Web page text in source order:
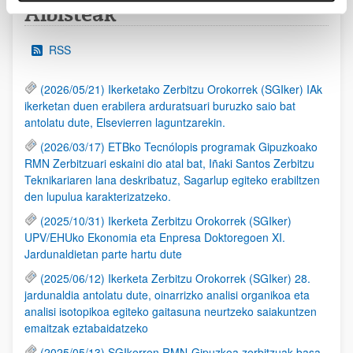
Albisteak
RSS
(2026/05/21) Ikerketako Zerbitzu Orokorrek (SGIker) IAk
ikerketan duen erabilera arduratsuari buruzko saio bat
antolatu dute, Elsevierren laguntzarekin.
(2026/03/17) ETBko Tecnólopis programak Gipuzkoako
RMN Zerbitzuari eskaini dio atal bat, Iñaki Santos Zerbitzu
Teknikariaren lana deskribatuz, Sagarlup egiteko erabiltzen
den lupulua karakterizatzeko.
(2025/10/31) Ikerketa Zerbitzu Orokorrek (SGIker)
UPV/EHUko Ekonomia eta Enpresa Doktoregoen XI.
Jardunaldietan parte hartu dute
(2025/06/12) Ikerketa Zerbitzu Orokorrek (SGIker) 28.
jardunaldia antolatu dute, oinarrizko analisi organikoa eta
analisi isotopikoa egiteko gaitasuna neurtzeko saiakuntzen
emaitzak eztabaidatzeko